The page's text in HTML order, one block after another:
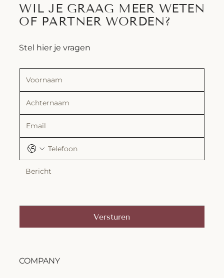
WIL JE GRAAG MEER WETEN
OF PARTNER WORDEN?
Stel hier je vragen
Versturen
COMPANY